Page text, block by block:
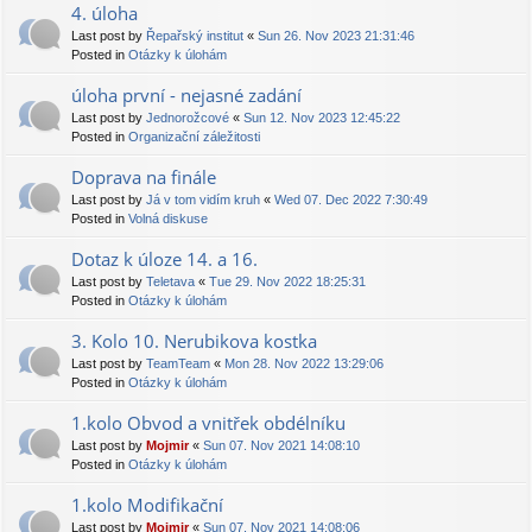
4. úloha
Last post by Řepařský institut « Sun 26. Nov 2023 21:31:46
Posted in Otázky k úlohám
úloha první - nejasné zadání
Last post by Jednorožcové « Sun 12. Nov 2023 12:45:22
Posted in Organizační záležitosti
Doprava na finále
Last post by Já v tom vidím kruh « Wed 07. Dec 2022 7:30:49
Posted in Volná diskuse
Dotaz k úloze 14. a 16.
Last post by Teletava « Tue 29. Nov 2022 18:25:31
Posted in Otázky k úlohám
3. Kolo 10. Nerubikova kostka
Last post by TeamTeam « Mon 28. Nov 2022 13:29:06
Posted in Otázky k úlohám
1.kolo Obvod a vnitřek obdélníku
Last post by Mojmir« Sun 07. Nov 2021 14:08:10
Posted in Otázky k úlohám
1.kolo Modifikační
Last post by Mojmir« Sun 07. Nov 2021 14:08:06